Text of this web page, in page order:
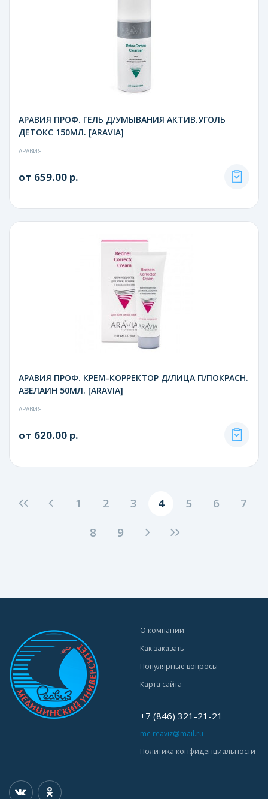
АРАВИЯ ПРОФ. ГЕЛЬ Д/УМЫВАНИЯ АКТИВ.УГОЛЬ
ДЕТОКС 150МЛ. [ARAVIA]
АРАВИЯ
от 659.00 р.
АРАВИЯ ПРОФ. КРЕМ-КОРРЕКТОР Д/ЛИЦА П/ПОКРАСН.
АЗЕЛАИН 50МЛ. [ARAVIA]
АРАВИЯ
от 620.00 р.
1 2 3 4 5 6
7
8
9
О компании
Как заказать
Популярные вопросы
Карта сайта
+7 (846) 321-21-21
mc-reaviz@mail.ru
Политика конфиденциальности